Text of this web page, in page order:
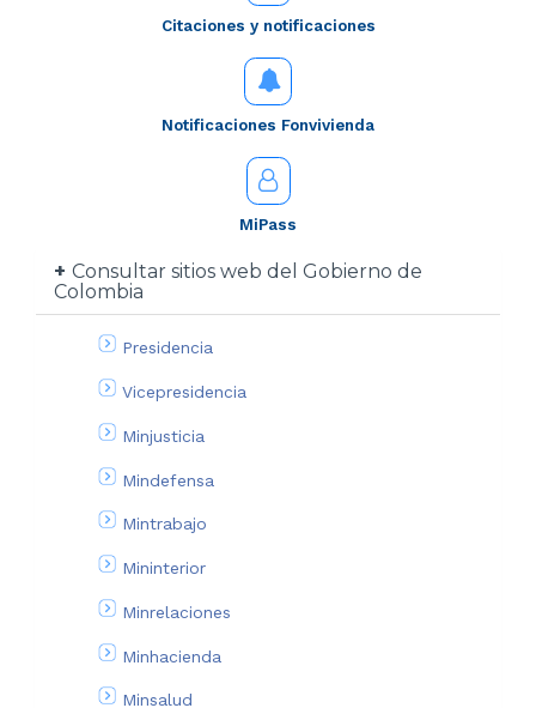
Citaciones y notificaciones
Notificaciones Fonvivienda
MiPass
Consultar sitios web del Gobierno de
Colombia
Presidencia
Vicepresidencia
Minjusticia
Mindefensa
Mintrabajo
Mininterior
Minrelaciones
Minhacienda
Minsalud